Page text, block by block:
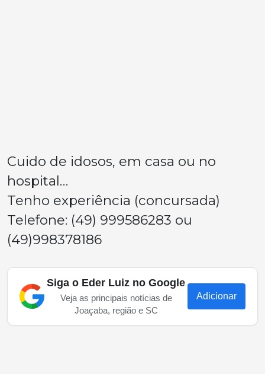
Cuido de idosos, em casa ou no
hospital…
Tenho experiência (concursada)
Telefone: (49) 999586283 ou
(49)998378186
Siga o Eder Luiz no Google
Veja as principais notícias de
Joaçaba, região e SC
Adicionar